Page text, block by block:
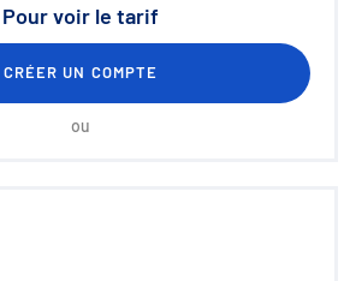
Pour voir le tarif
CRÉER UN COMPTE
ou